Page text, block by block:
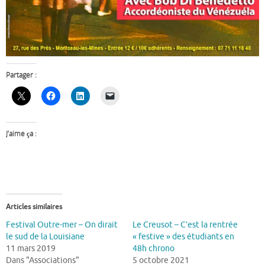
Partager :
J’aime ça :
Articles similaires
Festival Outre-mer – On dirait
le sud de la Louisiane
11 mars 2019
Dans "Associations"
Le Creusot – C’est la rentrée
« festive » des étudiants en
48h chrono
5 octobre 2021